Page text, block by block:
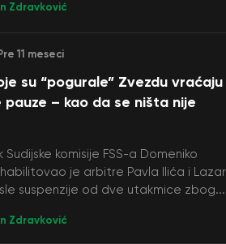
Zdravković
11 meseci
su “pogurale” Zvezdu vraćaju
pauze – kao da se ništa nije
Sudijske komisije FSS-a Domeniko
je arbitre Pavla Ilića i
suspenzije od dve utakmice zbog...
Zdravković